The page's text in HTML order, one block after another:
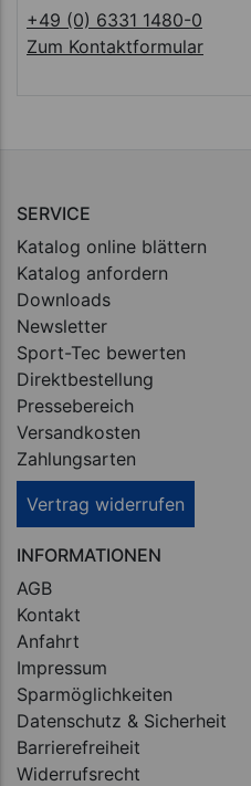
+49 (0) 6331 1480-0
Zum Kontaktformular
SERVICE
Katalog online blättern
Katalog anfordern
Downloads
Newsletter
Sport-Tec bewerten
Direktbestellung
Pressebereich
Versandkosten
Zahlungsarten
Vertrag widerrufen
INFORMATIONEN
AGB
Kontakt
Anfahrt
Impressum
Sparmöglichkeiten
Datenschutz & Sicherheit
Barrierefreiheit
Widerrufsrecht